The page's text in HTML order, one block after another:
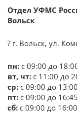
Отдел УФМС
Вольск
? г. Вольск, ул.
пн: с 09:00 до
вт, чт: с 11:00 до
ср: с 09:00 до 13:00
пт: с 09:00 до
сб: с 09:00 до